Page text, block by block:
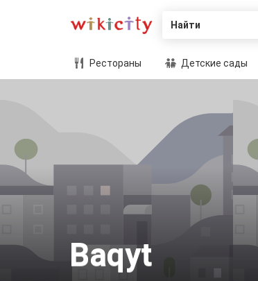
Найти
Рестораны Детские сады
Baqyt